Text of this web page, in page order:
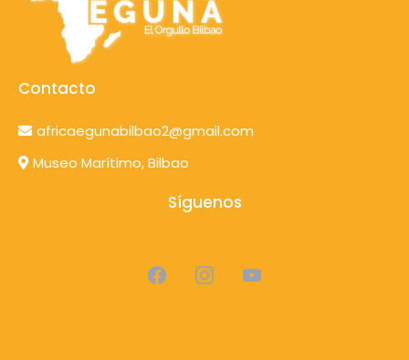
Contacto
africaegunabilbao2@gmail.com
Museo Marítimo, Bilbao
Síguenos